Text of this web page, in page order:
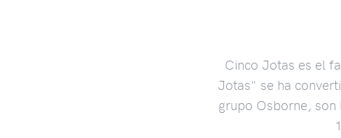
Cinco Jotas es el
Jotas" se ha
grupo Osborne,